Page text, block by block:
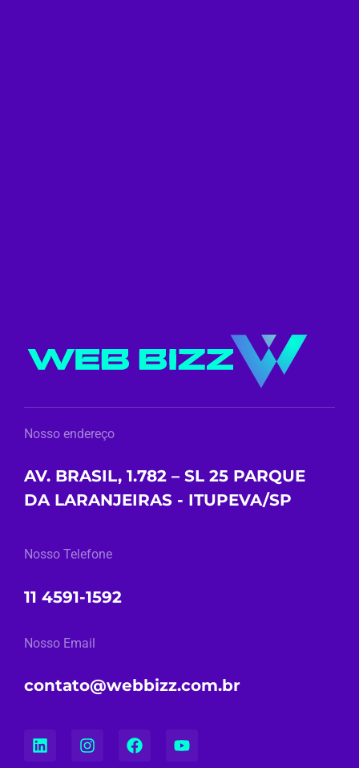
Nosso endereço
AV. BRASIL, 1.782 – SL 25 PARQUE
DA LARANJEIRAS - ITUPEVA/SP
Nosso Telefone
11 4591-1592
Nosso Email
contato@webbizz.com.br